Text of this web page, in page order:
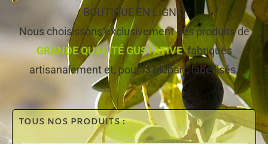
BOUTIQUE EN LIGNE!
Nous choisissons exclusivement des produits de
GRANDE QUALITÉ GUSTATIVE, fabriqués
artisanalement et, pour la plupart, labellisés.
TOUS NOS PRODUITS :